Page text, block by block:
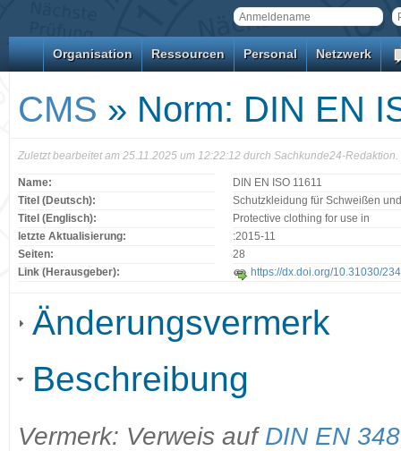
Organisation Ressourcen Personal Netzwerk
CMS » Norm: DIN EN
Zuletzt bearbeitet am 25.11.2025 um 12:22:12 durch Sachkunde24-Redaktion.
Name:
DIN EN ISO 11611
Titel (Deutsch):
Schutzkleidung für Schweißen
Titel (Englisch):
Protective clothing for use in
letzte Aktualisierung:
:2015-11
Seiten:
28
Link (Herausgeber):
https://dx.doi.org/10.31030/
Änderungsvermerk
Beschreibung
Vermerk: Verweis auf DIN EN 348